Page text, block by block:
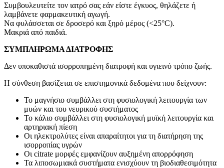
Συμβουλευτείτε τον ιατρό σας εάν είστε έγκυος, θηλάζετε ή
λαμβάνετε φαρμακευτική αγωγή.
Να φυλάσσεται σε δροσερό και ξηρό μέρος (<25°C).
Μακριά από παιδιά.
ΣΥΜΠΛΗΡΩΜΑ ΔΙΑΤΡΟΦΗΣ
Δεν υποκαθιστά ισορροπημένη διατροφή και υγιεινό τρόπο ζωής.
Η σύνθεση βασίζεται σε επιστημονικά δεδομένα που δείχνουν:
Το μαγνήσιο συμβάλλει στη φυσιολογική λειτουργία των
μυών και του νευρικού συστήματος
Το κάλιο συμβάλλει στη φυσιολογική μυϊκή λειτουργία και
αρτηριακή πίεση
Οι ηλεκτρολύτες είναι απαραίτητοι για τη διατήρηση της
ισορροπίας υγρών
Οι citrate μορφές εμφανίζουν αυξημένη απορρόφηση
Τα λιποσωμιακά συστήματα ενισχύουν τη βιοδιαθεσιμότητα